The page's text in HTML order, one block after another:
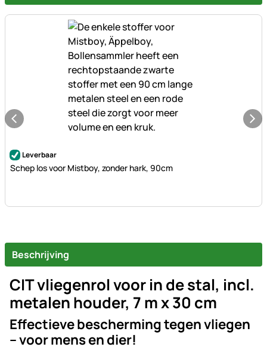
Nog geen beoordelingen geplaatst
Leverbaar
Schep los voor Mistboy, zonder hark, 90cm
Beschrijving
CIT vliegenrol voor in de stal, incl.
metalen houder, 7 m x 30 cm
Effectieve bescherming tegen vliegen
– voor mens en dier!